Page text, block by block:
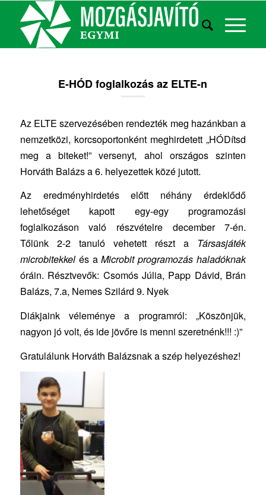
E-HÓD foglalkozás az ELTE-n
Az ELTE szervezésében rendezték meg hazánkban a
nemzetközi, korcsoportonként meghirdetett „HÓDítsd
meg a biteket!” versenyt, ahol országos szinten
Horváth Balázs a 6. helyezettek közé jutott.
Az eredményhirdetés előtt néhány érdeklődő
lehetőséget kapott egy-egy programozási
foglalkozáson való részvételre december 7-én.
Tőlünk 2-2 tanuló vehetett részt a Társasjáték
microbitekkelés aMicrobit programozás haladóknak
óráin. Résztvevők: Csomós Júlia, Papp Dávid, Brán
Balázs, 7.a, Nemes Szilárd 9. Nyek
Diákjaink véleménye a programról: „Köszönjük,
nagyon jó volt, és ide jövőre is menni szeretnénk!!! :)”
Gratulálunk Horváth Balázsnak a szép helyezéshez!